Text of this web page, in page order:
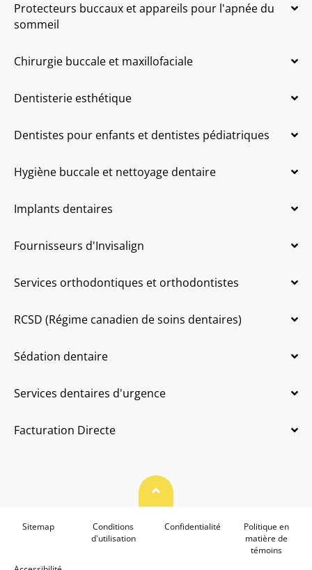
Protecteurs buccaux et appareils pour l'apnée du
sommeil
Chirurgie buccale et maxillofaciale
Dentisterie esthétique
Dentistes pour enfants et dentistes pédiatriques
Hygiène buccale et nettoyage dentaire
Implants dentaires
Fournisseurs d'Invisalign
Services orthodontiques et orthodontistes
RCSD (Régime canadien de soins dentaires)
Sédation dentaire
Services dentaires d'urgence
Facturation Directe
Haut de page
Sitemap
Conditions
d'utilisation
Confidentialité
Politique en
matière de
témoins